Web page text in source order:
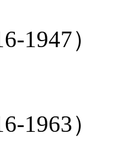
1947）
1963）